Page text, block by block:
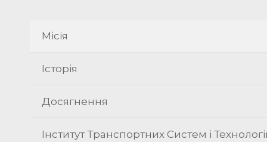
Місія
Історія
Досягнення
Інститут Транспортних Систем і